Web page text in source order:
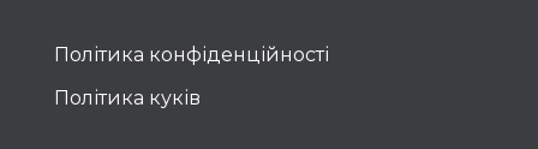
Політика конфіденційності
Політика куків